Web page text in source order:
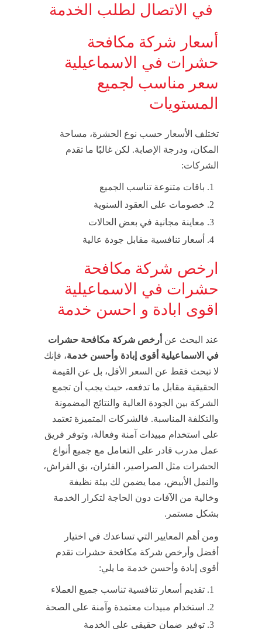
في الاتصال لطلب الخدمة
أسعار شركة مكافحة
حشرات في الاسماعيلية
سعر مناسب لجميع
المستويات
تختلف الأسعار حسب نوع الحشرة، مساحة
المكان، ودرجة الإصابة. لكن غالبًا ما تقدم
الشركات:
باقات متنوعة تناسب الجميع
خصومات على العقود السنوية
معاينة مجانية في بعض الحالات
أسعار تنافسية مقابل جودة عالية
ارخص شركة مكافحة
حشرات في الاسماعيلية
اقوى ابادة و احسن خدمة
عند البحث عن أرخص شركة مكافحة حشرات
في الاسماعيلية أقوى إبادة وأحسن خدمة، فإنك
لا تبحث فقط عن السعر الأقل، بل عن القيمة
الحقيقية مقابل ما تدفعه، حيث يجب أن تجمع
الشركة بين الجودة العالية والنتائج المضمونة
والتكلفة المناسبة. فالشركات المتميزة تعتمد
على استخدام مبيدات آمنة وفعالة، وتوفر فريق
عمل مدرب قادر على التعامل مع جميع أنواع
الحشرات مثل الصراصير، الفئران، بق الفراش،
والنمل الأبيض، مما يضمن لك بيئة نظيفة
وخالية من الآفات دون الحاجة لتكرار الخدمة
بشكل مستمر.
ومن أهم المعايير التي تساعدك في اختيار
أفضل وأرخص شركة مكافحة حشرات تقدم
أقوى إبادة وأحسن خدمة ما يلي:
تقديم أسعار تنافسية تناسب جميع العملاء
استخدام مبيدات معتمدة وآمنة على الصحة
توفير ضمان حقيقي على الخدمة